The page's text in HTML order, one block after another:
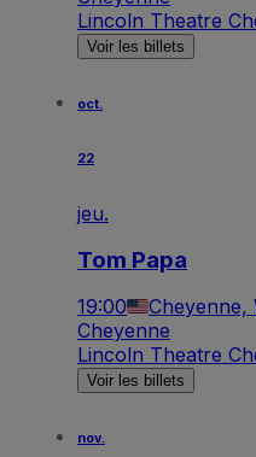
Lincoln Theatre
Voir les billets
oct.
22
jeu.
Tom Papa
19:00 Cheyenne,
Cheyenne
Lincoln Theatre
Voir les billets
nov.